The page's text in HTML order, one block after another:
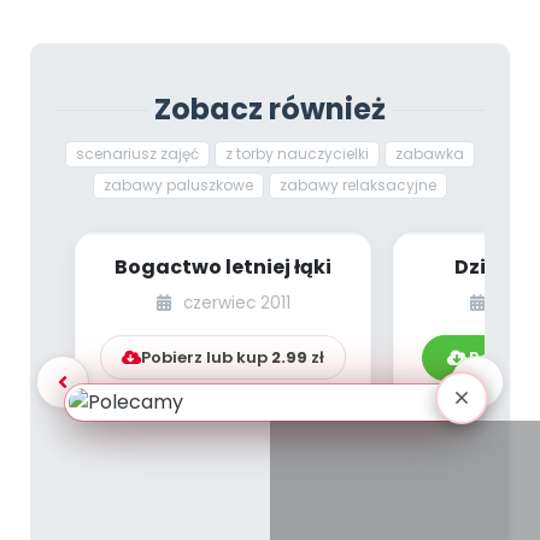
Zobacz również
scenariusz zajęć z torby nauczycielki
zabawka
zabawy paluszkowe
zabawy relaksacyjne
Bogactwo letniej łąki
czerwiec 2011
Pobierz lub kup 2.99 zł
Dzień
Pobierz